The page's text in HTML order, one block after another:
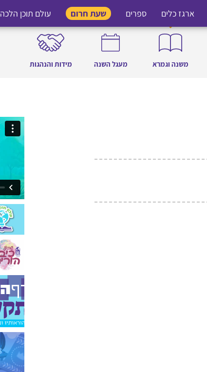
ארגז כלים ספרים שעת חרום עולם תוכן הלכה
משנה וגמרא מעגל השנה מידות והנהגות